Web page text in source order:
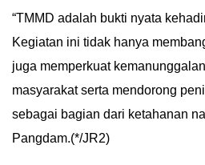
“TMMD adalah bukti nyata
Kegiatan ini tidak hanya
juga memperkuat
masyarakat serta mendorong
sebagai bagian dari ketahanan
Pangdam.(*/JR2)